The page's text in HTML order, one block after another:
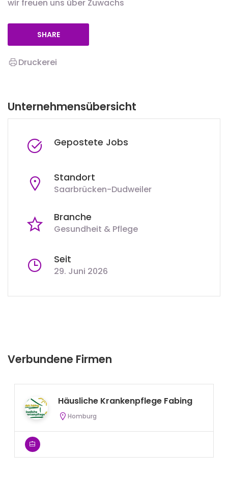
wir freuen uns über Zuwachs
SHARE
Druckerei
Unternehmensübersicht
Gepostete Jobs
Standort
Saarbrücken-Dudweiler
Branche
Gesundheit & Pflege
Seit
29. Juni 2026
Verbundene Firmen
Häusliche Krankenpflege Fabing
Homburg